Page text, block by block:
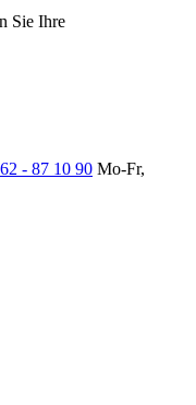
Sie Ihre
- 87 10 90 Mo-Fr,